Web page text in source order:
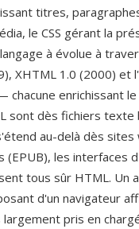
titres,
le CSS gérant la
à évolue à
XHTML 1.0 (2000) et
chacune enrichissant
sont dès fichiers
au-delà dès
(EPUB), les interfaces
tous sûr HTML.
d'un navigateur
pris en